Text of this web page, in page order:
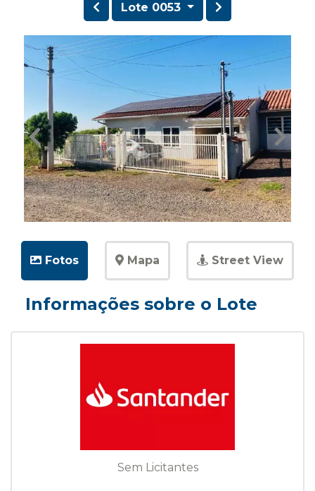
Lote 0053
Fotos Mapa Street View
Informações sobre o Lote
Sem Licitantes